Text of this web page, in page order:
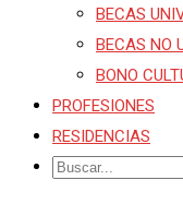
BECAS
BECAS NO
BONO
PROFESIONES
RESIDENCIAS